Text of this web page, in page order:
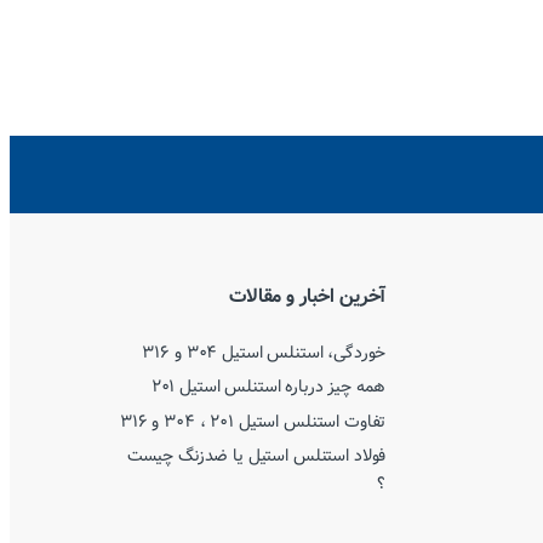
آخرین اخبار و مقالات
خوردگی، استنلس استیل ۳۰۴ و ۳۱۶
همه چیز درباره استنلس استیل ۲۰۱
تفاوت استنلس استیل ۲۰۱ ، ۳۰۴ و ۳۱۶
فولاد استنلس استیل یا ضدزنگ چیست
؟